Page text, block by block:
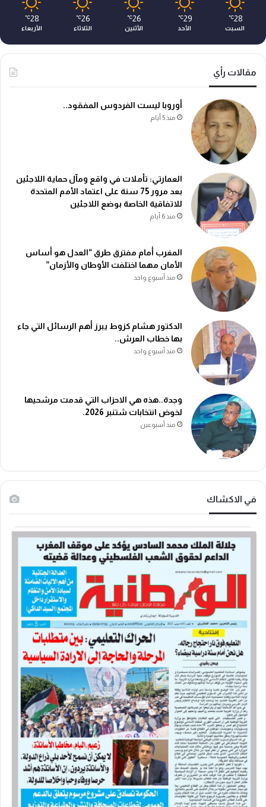
28
℃
السبت
29
℃
الأحد
26
℃
الأثنين
26
℃
الثلاثاء
28
℃
الأربعاء
مقالات رأي
أوروبا ليست الفردوس المفقود..
منذ 5 أيام
العمارتي: تأملات في واقع ومآل حماية اللاجئين
بعد مرور 75 سنة على اعتماد الأمم المتحدة
للاتفاقية الخاصة بوضع اللاجئين
منذ 6 أيام
المغرب أمام مفترق طرق “العدل هو أساس
الأمان مهما اختلفت الأوطان والأزمان”
منذ أسبوع واحد
الدكتور هشام كزوط يبرز أهم الرسائل التي جاء
بها خطاب العرش..
منذ أسبوع واحد
وجدة..هذه هي الاحزاب التي قدمت مرشحيها
لخوض انتخابات شتنبر 2026.
منذ أسبوعين
في الاكشاك